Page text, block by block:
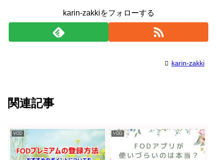
karin-zakkiをフォローする
karin-zakki
関連記事
VOD VOD